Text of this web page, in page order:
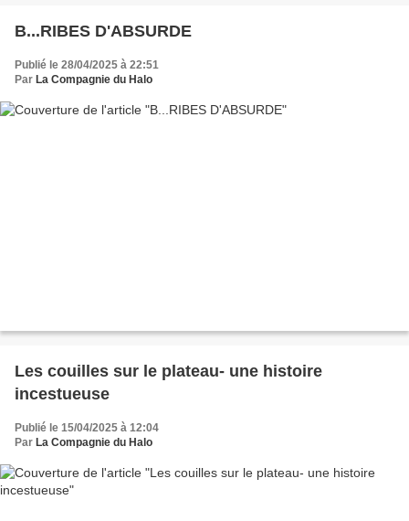
B...RIBES D'ABSURDE
Publié le 28/04/2025 à 22:51
Par La Compagnie du Halo
Les couilles sur le plateau- une histoire
incestueuse
Publié le 15/04/2025 à 12:04
Par La Compagnie du Halo